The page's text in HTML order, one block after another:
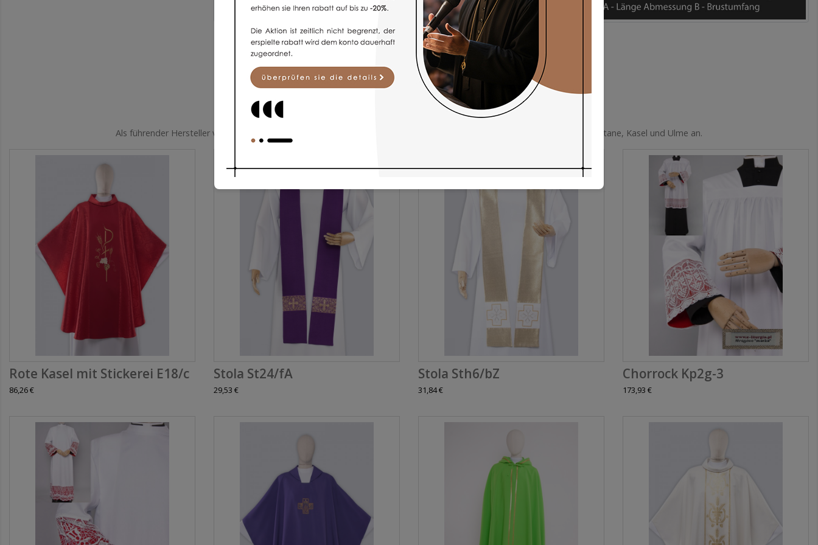
BELIEBTE ARTIKEL
Als führender Hersteller von Kleidung für spirituelle Zwecke bieten wir hochwertige Modelle liturgischer Gewänder wie Soutane, Kasel und Ulme an.
Rote Kasel mit Stickerei E18/c
86,26 €
Stola St24/fA
29,53 €
Stola Sth6/bZ
31,84 €
Chorrock Kp2g-3
173,93 €